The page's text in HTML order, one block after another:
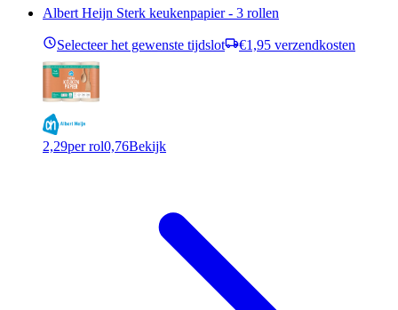
Albert Heijn Sterk keukenpapier - 3 rollen
Selecteer het gewenste tijdslot €1,95 verzendkosten
2,29per rol0,76Bekijk